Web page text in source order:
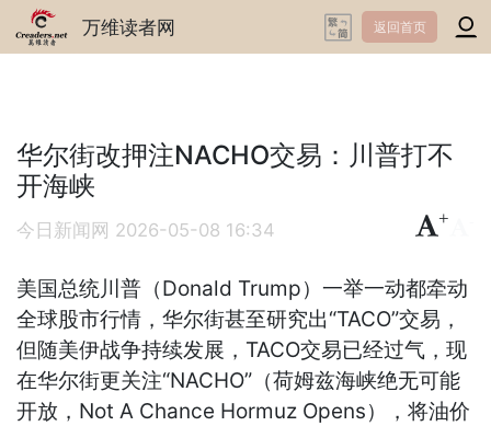
万维读者网 返回首页
华尔街改押注NACHO交易：川普打不
开海峡
今日新闻网 2026-05-08 16:34
+
美国总统川普（Donald Trump）一举一动都牵动
全球股市行情，华尔街甚至研究出“TACO”交易，
但随美伊战争持续发展，TACO交易已经过气，现
在华尔街更关注“NACHO”（荷姆兹海峡绝无可能
开放，Not A Chance Hormuz Opens），将油价